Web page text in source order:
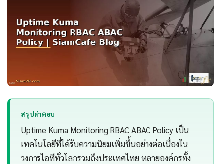
สรุปคำตอบ
Uptime Kuma Monitoring RBAC ABAC Policy เป็น
เทคโนโลยีที่ได้รับความนิยมเพิ่มขึ้นอย่างต่อเนื่องใน
วงการไอทีทั่วโลกรวมถึงประเทศไทย หลายองค์กรทั้ง